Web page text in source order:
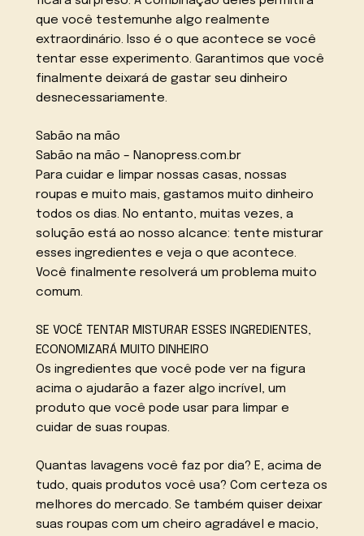
que você testemunhe algo realmente
extraordinário. Isso é o que acontece se você
tentar esse experimento. Garantimos que você
finalmente deixará de gastar seu dinheiro
desnecessariamente.
Sabão na mão
Sabão na mão – Nanopress.com.br
Para cuidar e limpar nossas casas, nossas
roupas e muito mais, gastamos muito dinheiro
todos os dias. No entanto, muitas vezes, a
solução está ao nosso alcance: tente misturar
esses ingredientes e veja o que acontece.
Você finalmente resolverá um problema muito
comum.
SE VOCÊ TENTAR MISTURAR ESSES INGREDIENTES,
ECONOMIZARÁ MUITO DINHEIRO
Os ingredientes que você pode ver na figura
acima o ajudarão a fazer algo incrível, um
produto que você pode usar para limpar e
cuidar de suas roupas.
Quantas lavagens você faz por dia? E, acima de
tudo, quais produtos você usa? Com certeza os
melhores do mercado. Se também quiser deixar
suas roupas com um cheiro agradável e macio,